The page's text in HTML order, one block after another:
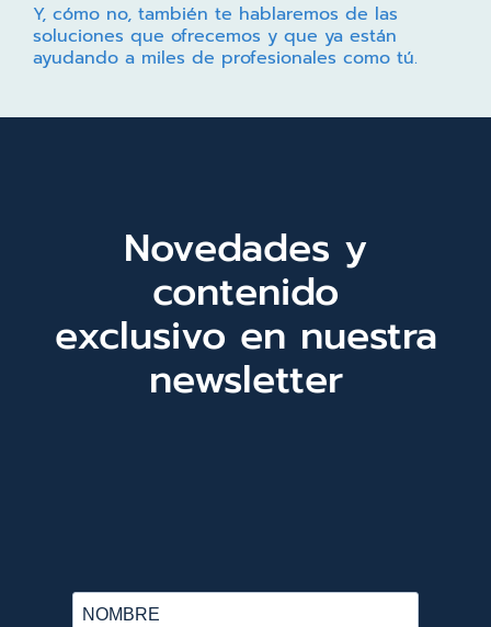
Y, cómo no, también te hablaremos de las
soluciones que ofrecemos y que ya están
ayudando a miles de profesionales como tú.
Novedades y
contenido
exclusivo en nuestra
newsletter